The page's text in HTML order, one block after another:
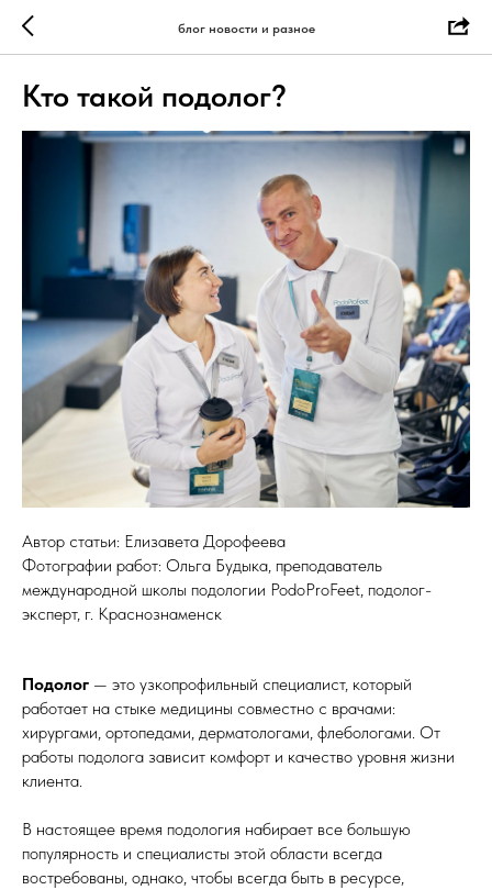
блог новости и разное
Кто такой подолог?
Автор статьи: Елизавета Дорофеева
Фотографии работ: Ольга Будыка, преподаватель
международной школы подологии PodoProFeet, подолог-
эксперт, г. Краснознаменск
Подолог — это узкопрофильный специалист, который
работает на стыке медицины совместно с врачами:
хирургами, ортопедами, дерматологами, флебологами. От
работы подолога зависит комфорт и качество уровня жизни
клиента.
В настоящее время подология набирает все большую
популярность и специалисты этой области всегда
востребованы, однако, чтобы всегда быть в ресурсе,